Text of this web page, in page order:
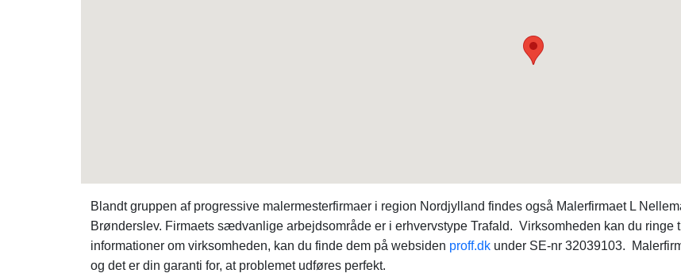
Blandt gruppen af progressive malermesterfirmaer i region Nordjylland findes også Malerfirmaet L
Brønderslev. Firmaets sædvanlige arbejdsområde er i erhvervstype Trafald. Virksomheden kan du
informationer om virksomheden, kan du finde dem på websiden proff.dk under SE-nr 32039103.
og det er din garanti for, at problemet udføres perfekt.